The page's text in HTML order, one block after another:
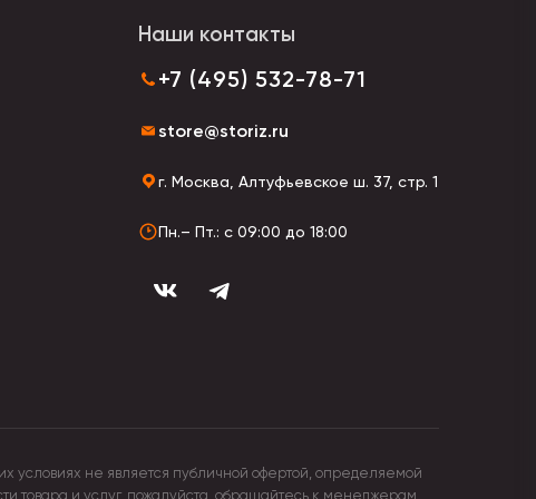
Наши контакты
+7 (495) 532-78-71
store@storiz.ru
г. Москва, Алтуфьевское ш. 37, стр. 1
Пн.– Пт.: с 09:00 до 18:00
условиях не является публичной офертой, определяемой
товара и услуг, пожалуйста, обращайтесь к менеджерам